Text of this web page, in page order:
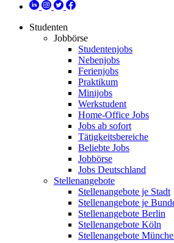
Studenten
Jobbörse
Studentenjobs
Nebenjobs
Ferienjobs
Praktikum
Minijobs
Werkstudent
Home-Office Jobs
Jobs ab sofort
Tätigkeitsbereiche
Beliebte Jobs
Jobbörse
Jobs Deutschland
Stellenangebote
Stellenangebote je Stadt
Stellenangebote je
Stellenangebote Berlin
Stellenangebote Köln
Stellenangebote